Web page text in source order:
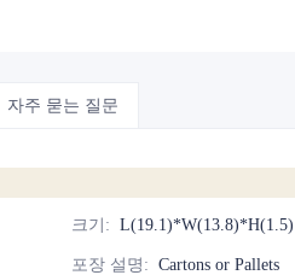
자주 묻는 질문
크기 :
포장 설명 : Cartons or Pallets